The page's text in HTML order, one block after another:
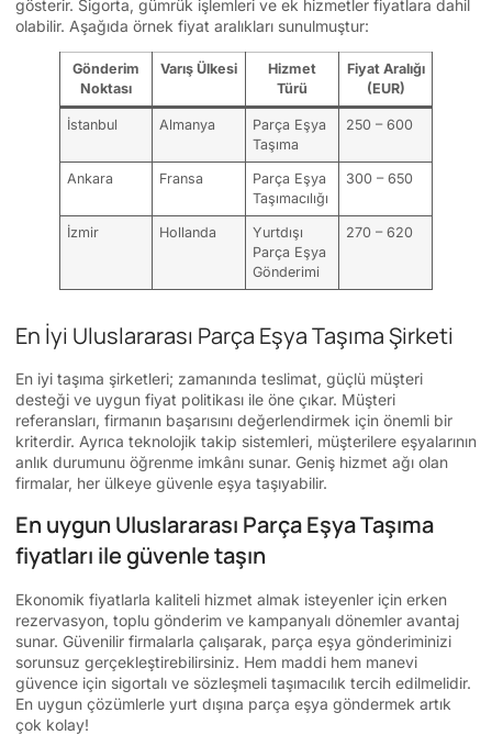
gösterir. Sigorta, gümrük işlemleri ve ek hizmetler fiyatlara dahil
olabilir. Aşağıda örnek fiyat aralıkları sunulmuştur:
Gönderim
Noktası
Varış Ülkesi
Hizmet
Türü
Fiyat Aralığı
(EUR)
İstanbul Almanya
Parça Eşya
Taşıma
250 – 600
Ankara Fransa
Parça Eşya
Taşımacılığı
300 – 650
İzmir Hollanda
Yurtdışı
Parça Eşya
Gönderimi
270 – 620
En İyi Uluslararası Parça Eşya Taşıma Şirketi
En iyi taşıma şirketleri; zamanında teslimat, güçlü müşteri
desteği ve uygun fiyat politikası ile öne çıkar. Müşteri
referansları, firmanın başarısını değerlendirmek için önemli bir
kriterdir. Ayrıca teknolojik takip sistemleri, müşterilere eşyalarının
anlık durumunu öğrenme imkânı sunar. Geniş hizmet ağı olan
firmalar, her ülkeye güvenle eşya taşıyabilir.
En uygun Uluslararası Parça Eşya Taşıma
fiyatları ile güvenle taşın
Ekonomik fiyatlarla kaliteli hizmet almak isteyenler için erken
rezervasyon, toplu gönderim ve kampanyalı dönemler avantaj
sunar. Güvenilir firmalarla çalışarak, parça eşya gönderiminizi
sorunsuz gerçekleştirebilirsiniz. Hem maddi hem manevi
güvence için sigortalı ve sözleşmeli taşımacılık tercih edilmelidir.
En uygun çözümlerle yurt dışına parça eşya göndermek artık
çok kolay!